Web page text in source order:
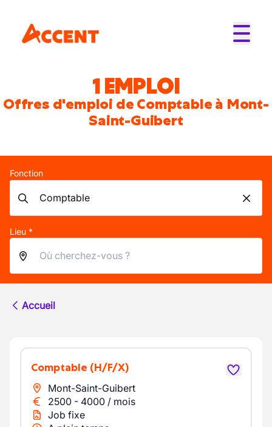
1 EMPLOI
Offres d'emploi de Comptable à Mont-
Saint-Guibert
Fonction
Lieu *
Accueil
Comptable (H/F/X)
Mont-Saint-Guibert
2500 - 4000 / mois
Job fixe